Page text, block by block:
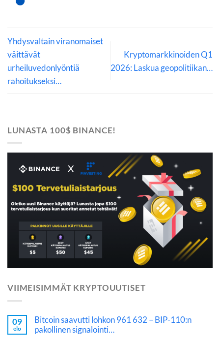
Yhdysvaltain viranomaiset
väittävät
urheiluvedonlyöntiä
rahoitukseksi…
Kryptomarkkinoiden Q1
2026: Laskua geopolitiikan…
LUNASTA 100$ BINANCE!
VIIMEISIMMÄT KRYPTOUUTISET
09
elo
Bitcoin saavutti lohkon 961 632 – BIP-110:n
pakollinen signalointi…